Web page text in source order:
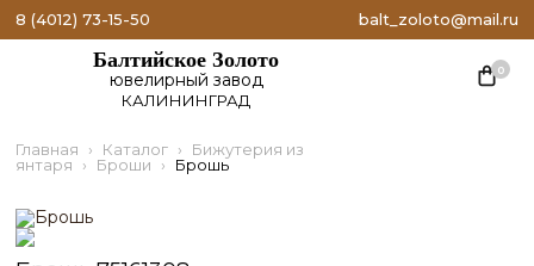
8 (4012) 73-15-50 balt_zoloto@mail.ru
0
Балтийское Золото
ювелирный завод
КАЛИНИНГРАД
Главная Каталог
Бижутерия из
янтаря
Броши Брошь